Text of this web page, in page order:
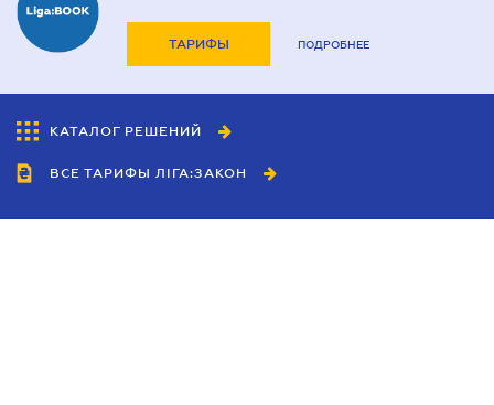
ТАРИФЫ ПОДРОБНЕЕ
КАТАЛОГ РЕШЕНИЙ
ВСЕ ТАРИФЫ ЛІГА:ЗАКОН